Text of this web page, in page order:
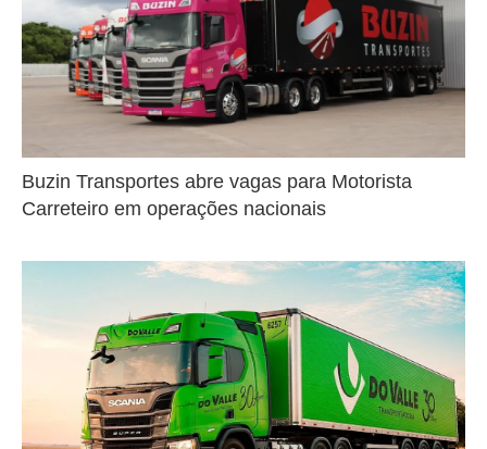
Buzin Transportes abre vagas para Motorista
Carreteiro em operações nacionais